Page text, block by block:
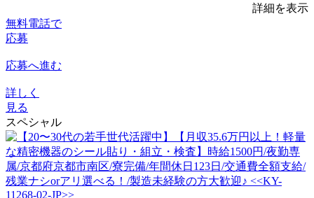
詳細を表示
無料電話で
応募
応募へ進む
詳しく
見る
スペシャル